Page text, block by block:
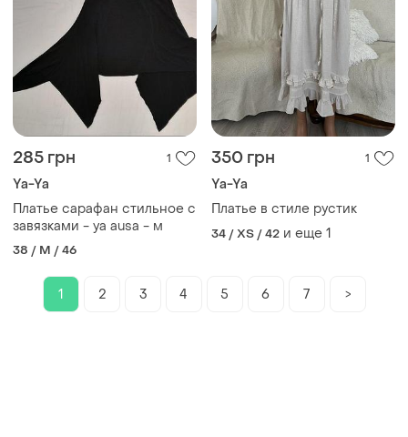
285 грн 1
Ya-Ya
Платье сарафан стильное с
завязками - ya ausa - м
38 / M / 46
350 грн 1
Ya-Ya
Платье в стиле рустик
34 / XS / 42 и еще 1
1 2 3 4 5 6 7 >